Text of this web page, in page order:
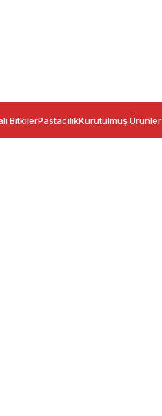
BitkilerPastacılıkKurutulmuş Ürünler